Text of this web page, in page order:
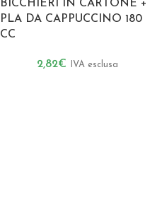
BICCHIERI IN CARTONE +
PLA DA CAPPUCCINO 180
CC
2,82€ IVA esclusa